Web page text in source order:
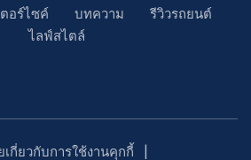
อร์ไซค์ บทความ
รีวิวรถยนต์
ไลฟ์สไตล์
เกี่ยวกับการใช้งานคุกกี้